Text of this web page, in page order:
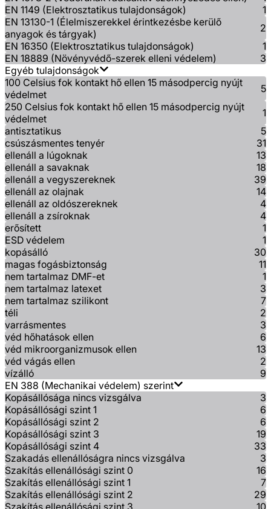
EN 1149 (Elektrosztatikus tulajdonságok)
1
EN 13130-1 (Élelmiszerekkel érintkezésbe kerülő
anyagok és tárgyak)
2
EN 16350 (Elektrosztatikus tulajdonságok)
1
EN 18889 (Növényvédő-szerek elleni védelem)
3
Egyéb tulajdonságok
100 Celsius fok kontakt hő ellen 15 másodpercig nyújt
védelmet
5
250 Celsius fok kontakt hő ellen 15 másodpercig nyújt
védelmet
1
antisztatikus
5
csúszásmentes tenyér
31
ellenáll a lúgoknak
13
ellenáll a savaknak
18
ellenáll a vegyszereknek
39
ellenáll az olajnak
14
ellenáll az oldószereknek
4
ellenáll a zsíroknak
4
erősített
1
ESD védelem
1
kopásálló
30
magas fogásbiztonság
11
nem tartalmaz DMF-et
1
nem tartalmaz latexet
3
nem tartalmaz szilikont
7
téli
2
varrásmentes
3
véd hőhatások ellen
6
véd mikroorganizmusok ellen
13
véd vágás ellen
2
vízálló
9
EN 388 (Mechanikai védelem) szerint
Kopásállósága nincs vizsgálva
3
Kopásállósági szint 1
6
Kopásállósági szint 2
6
Kopásállósági szint 3
19
Kopásállósági szint 4
33
Szakadás ellenállóságra nincs vizsgálva
3
Szakítás ellenállósági szint 0
16
Szakítás ellenállósági szint 1
7
Szakítás ellenállósági szint 2
29